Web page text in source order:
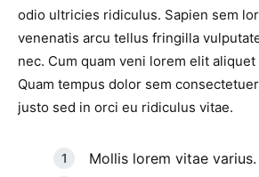
odio ultricies ridiculus. Sapien sem
venenatis arcu tellus fringilla
nec. Cum quam veni lorem elit
Quam tempus dolor sem
justo sed in orci eu ridiculus vitae.
Mollis lorem vitae varius.